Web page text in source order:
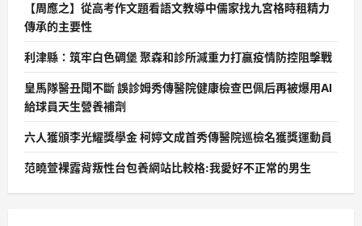
【周應之】從高考作文題看語文教導中儒家找九宮格時租精力
傳承的主要性
利津縣：筑牢白色碉堡 聚森和診所減重力打贏疫情防控阻擊戰
皇馬隊醫丑聞不斷 誤診姆秀傳醫院健康檢查巴佩后再被爆用AI
給球員天生營養補劑
六人獲頒李光耀獎學金 柯婷文成首秀傳醫院巡檢名獲獎運動員
范曉萱裸露背叛性台包養網站比較格:我愛好不正常的男生